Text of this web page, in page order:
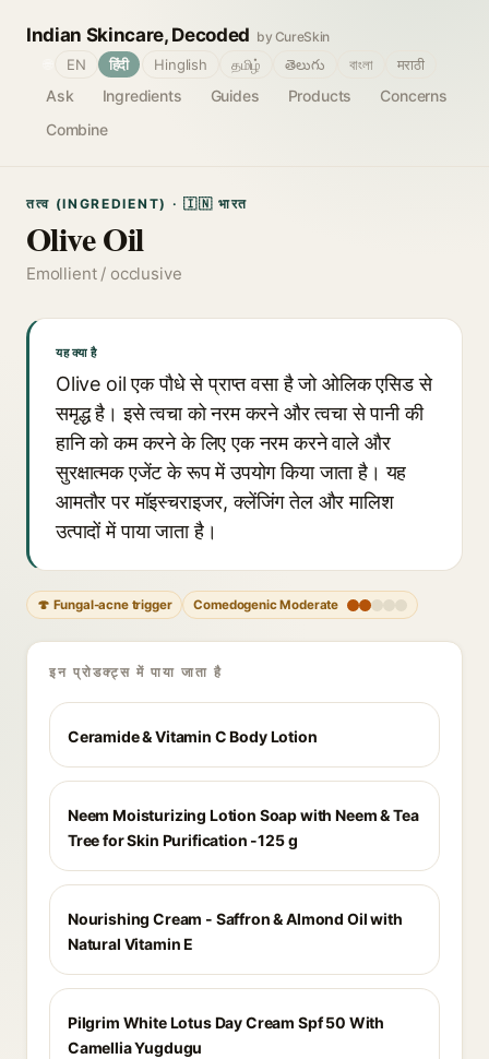
Indian Skincare, Decoded by CureSkin
Ask Ingredients Guides Products
Concerns
Combine
EN हिंदी Hinglish தமிழ் తెలుగు বাংলা मराठी
तत्व (INGREDIENT) · 🇮🇳 भारत
Olive Oil
Emollient / occlusive
यह क्या है
Olive oil एक पौधे से प्राप्त वसा है जो ओलिक एसिड से
समृद्ध है। इसे त्वचा को नरम करने और त्वचा से पानी की
हानि को कम करने के लिए एक नरम करने वाले और
सुरक्षात्मक एजेंट के रूप में उपयोग किया जाता है। यह
आमतौर पर मॉइस्चराइजर, क्लेंजिंग तेल और मालिश
उत्पादों में पाया जाता है।
🍄 Fungal-acne trigger Comedogenic Moderate
इन प्रोडक्ट्स में पाया जाता है
Ceramide & Vitamin C Body Lotion
Neem Moisturizing Lotion Soap with Neem & Tea
Tree for Skin Purification -125 g
Nourishing Cream - Saffron & Almond Oil with
Natural Vitamin E
Pilgrim White Lotus Day Cream Spf 50 With
Camellia Yugdugu